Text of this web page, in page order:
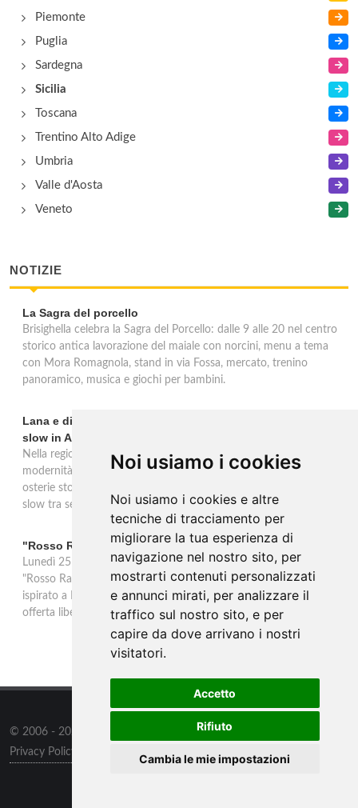
Noi usiamo i cookies
Noi usiamo i cookies e altre
tecniche di tracciamento per
migliorare la tua esperienza di
navigazione nel nostro sito, per
mostrarti contenuti personalizzati
e annunci mirati, per analizzare il
traffico sul nostro sito, e per
capire da dove arrivano i nostri
visitatori.
Accetto
Rifiuto
Cambia le mie impostazioni
Piemonte
Puglia
Sardegna
Sicilia
Toscana
Trentino Alto Adige
Umbria
Valle d'Aosta
Veneto
NOTIZIE
La Sagra del porcello
Brisighella celebra la Sagra del Porcello: dalle 9 alle 20 nel centro
storico antica lavorazione del maiale con norcini, menu a tema
con Mora Romagnola, stand in via Fossa, mercato, trenino
panoramico, musica e giochi per bambini.
Lana e dintorni: Törggelen, vini d'eccellenza e vacanze
slow in Alto Adige
Nella regione di Lana in Alto Adige tradizione contadina e
modernità si fondono in un'esperienza autentica. Törggelen nelle
osterie storiche, vini da antiche tradizioni vitivinicole e vacanze
slow tra sentieri delle rogge e produttori locali.
"Rosso Rame" in scena a Collepasso il 25 agosto
Lunedì 25 agosto al Palazzo Baronale di Collepasso va in scena
"Rosso Rame", spettacolo di Mary Negro e Gabriele Polimeno
ispirato a Dario Fo e Franca Rame. Ingresso con prenotazione e
offerta libera alle ore 21.
© 2006 - 2026
all rights reserved.
Privacy Policy
Preferenze sui Cookies